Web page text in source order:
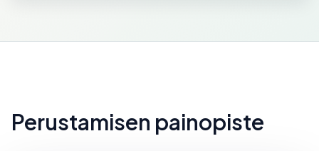
Perustamisen painopiste